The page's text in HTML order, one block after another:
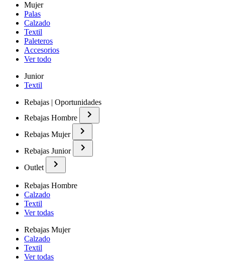
Mujer
Palas
Calzado
Textil
Paleteros
Accesorios
Ver todo
Junior
Textil
Rebajas | Oportunidades
Rebajas Hombre
Rebajas Mujer
Rebajas Junior
Outlet
Rebajas Hombre
Calzado
Textil
Ver todas
Rebajas Mujer
Calzado
Textil
Ver todas